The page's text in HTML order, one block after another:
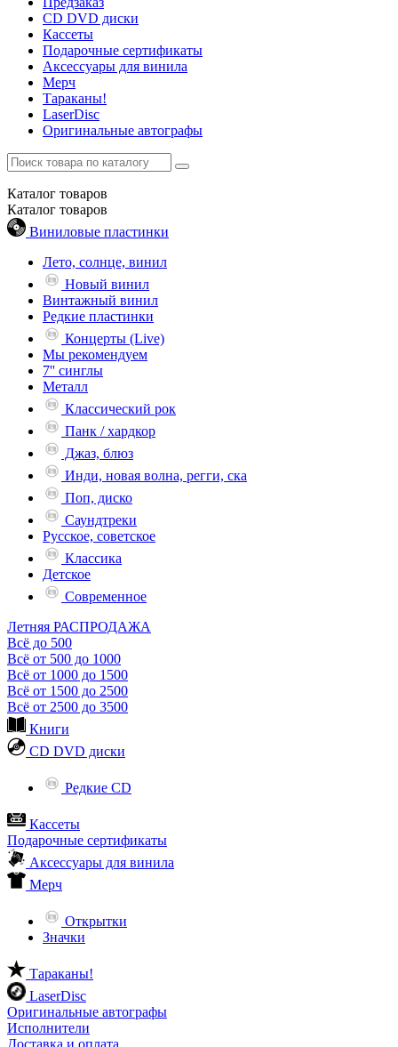
CD DVD диски
Кассеты
Подарочные сертификаты
Аксессуары для винила
Мерч
Тараканы!
LaserDisc
Оригинальные автографы
Каталог товаров
Каталог товаров
Виниловые пластинки
Лето, солнце, винил
Новый винил
Винтажный винил
Редкие пластинки
Концерты (Live)
Мы рекомендуем
7'' синглы
Металл
Классический рок
Панк / хардкор
Джаз, блюз
Инди, новая волна, регги, ска
Поп, диско
Саундтреки
Русское, советское
Классика
Детское
Современное
Летняя РАСПРОДАЖА
Всё до 500
Всё от 500 до 1000
Всё от 1000 до 1500
Всё от 1500 до 2500
Всё от 2500 до 3500
Книги
CD DVD диски
Редкие CD
Кассеты
Подарочные сертификаты
Аксессуары для винила
Мерч
Открытки
Значки
Тараканы!
LaserDisc
Оригинальные автографы
Исполнители
Доставка и оплата